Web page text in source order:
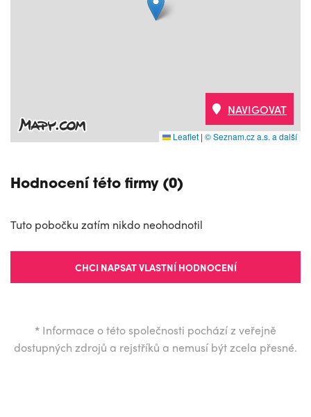
Leaflet | © Seznam.cz a.s. a další
NAVIGOVAT
Hodnocení této firmy (0)
Tuto pobočku zatím nikdo neohodnotil
CHCI NAPSAT VLASTNÍ HODNOCENÍ
* Informace o této společnosti pochází z veřejně
dostupných zdrojů a rejstříků a nemusí být zcela přesné.